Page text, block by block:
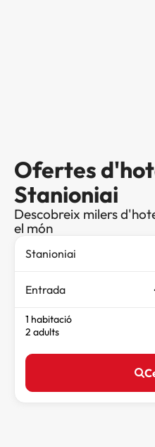
Ofertes
Stanioniai
Descobreix milers
el món
Entrada
1 habitació
2 adults